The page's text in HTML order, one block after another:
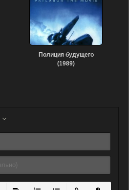
Полиция будущего
(1989)